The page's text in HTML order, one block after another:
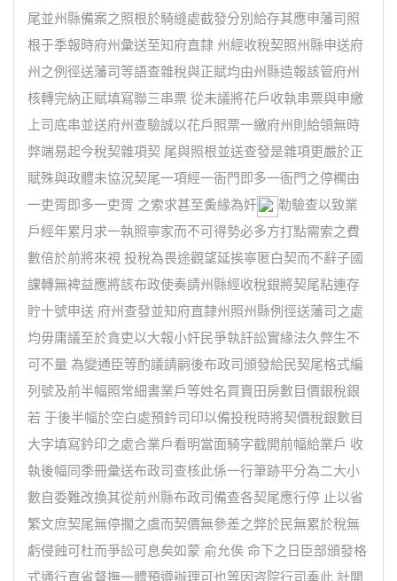
尾並州縣備案之照根於騎縫處截發分別給存其應申藩司照
根于季報時府州彙送至知府直隸 州經收稅契照州縣申送府
州之例徑送藩司等語查雜稅與正賦均由州縣造報該管府州
核轉完納正賦填寫聯三串票 從未議將花戶收執串票與申繳
上司底串並送府州查驗誠以花戶照票一繳府州則給領無時
弊端易起今稅契雜項契 尾與照根並送查發是雜項更嚴於正
賦殊與政體未協況契尾一項經一衙門即多一衙門之停櫊由
一吏胥即多一吏胥 之索求甚至夤緣為奸
勒驗查以致業
戶經年累月求一執照寧家而不可得勢必多方打點需索之費
數倍於前將來視 投稅為畏途觀望延挨寧匿白契而不辭子國
課轉無裨益應將該布政使奏請州縣經收稅銀將契尾粘連存
貯十號申送 府州查發並知府直隸州照州縣例徑送藩司之處
均毋庸議至於貪吏以大報小奸民爭執訐訟實緣法久弊生不
可不量 為變通臣等酌議請嗣後布政司頒發給民契尾格式編
列號及前半幅照常細書業戶等姓名買賣田房數目價銀稅銀
若 于後半幅於空白處預鈐司印以備投稅時將契價稅銀數目
大字填寫鈐印之處合業戶看明當面騎字截開前幅給業戶 收
執後幅同季冊彙送布政司查核此係一行筆跡平分為二大小
數自委難改換其從前州縣布政司備查各契尾應行停 止以省
繁文庶契尾無停擱之虞而契價無參差之弊於民無累於稅無
虧侵蝕可杜而爭訟可息矣如蒙 俞允俟 命下之日臣部頒發格
式通行直省督撫一體預遵辦理可也等因咨院行司奉此 計開